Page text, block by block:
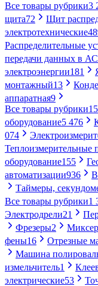
Все товары рубрики3
щита72 Щит
электротехнические
Распределительные
передачи данных в
электроэнергии181
монтажный13
аппаратная9
Все товары рубрики
оборудование5 476
074
Теплоизмерительные
оборудование155
автоматизации936
Таймеры,
Все товары рубрики1
Электродрели21
Фрезеры2
фены16 Отрезные
Машина
измельчитель1
электрические53